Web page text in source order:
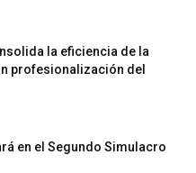
la eficiencia de la
profesionalización del
en el Segundo Simulacro